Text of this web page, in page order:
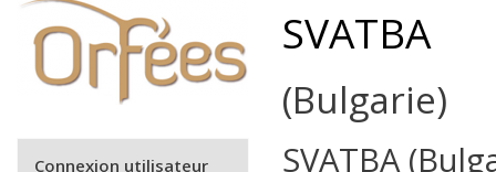
Connexion utilisateur
SVATBA
(Bulgarie)
SVATBA